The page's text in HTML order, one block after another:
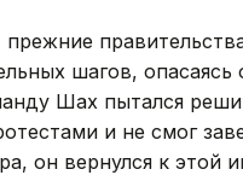
шагов,
Шах пытался
и не смог
он вернулся к этой